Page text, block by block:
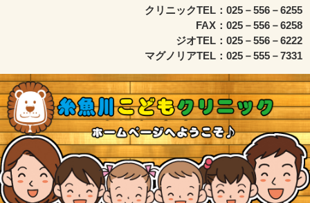
クリニックTEL：025－556－6255
FAX：025－556－6258
ジオTEL：025－556－6222
マグノリアTEL：025－555－7331